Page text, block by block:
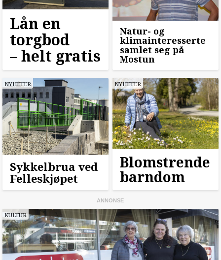
Lån en
torgbod
–⁠ helt gratis
Natur- og
klimainteresserte
samlet seg på
Mostun
NYHETER
Sykkelbrua ved
Felleskjøpet
NYHETER
Blomstrende
barndom
KULTUR